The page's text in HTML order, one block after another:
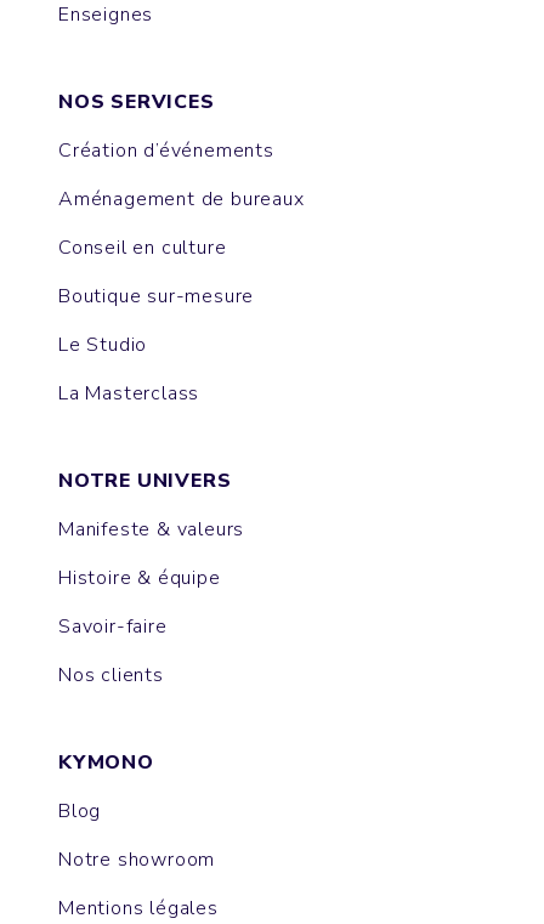
Enseignes
NOS SERVICES
Création d’événements
Aménagement de bureaux
Conseil en culture
Boutique sur-mesure
Le Studio
La Masterclass
NOTRE UNIVERS
Manifeste & valeurs
Histoire & équipe
Savoir-faire
Nos clients
KYMONO
Blog
Notre showroom
Mentions légales